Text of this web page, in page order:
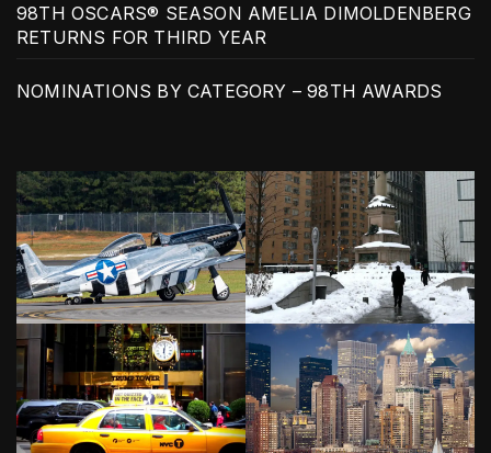
98TH OSCARS® SEASON AMELIA DIMOLDENBERG
RETURNS FOR THIRD YEAR
NOMINATIONS BY CATEGORY – 98TH AWARDS